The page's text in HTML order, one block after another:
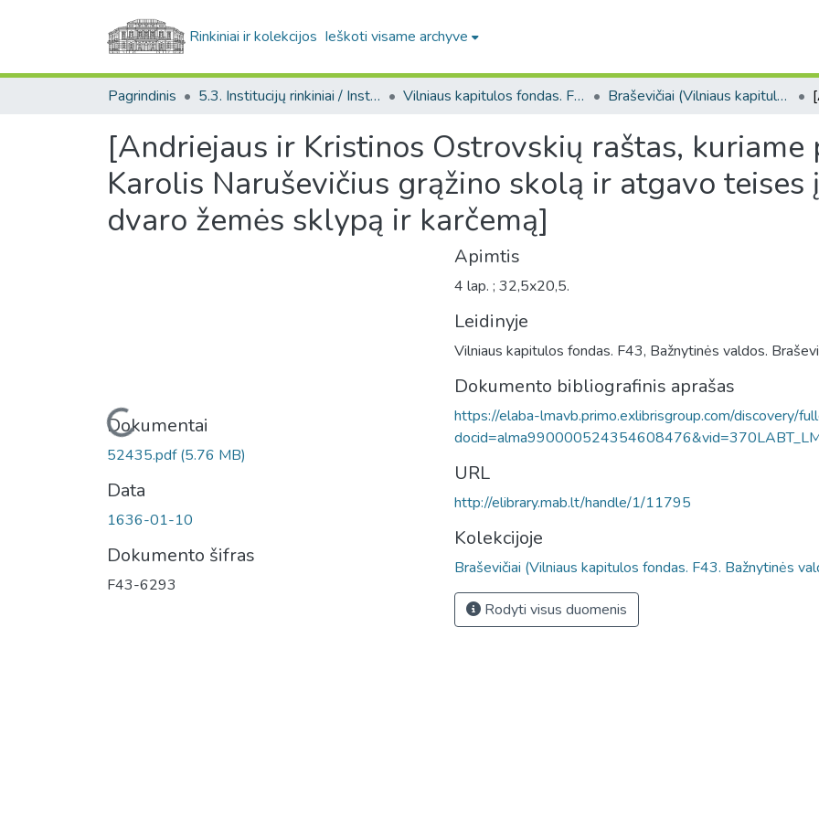
Rinkiniai ir kolekcijos Ieškoti visame archyve
Pagrindinis 5.3. Institucijų rinkiniai / Institutional collections Vilniaus kapitulos fondas. F43 Braševičiai (Vilniaus kapitulos fondas. F43. Bažnytinės valdos)
[Andriejaus ir Kristinos Ostrovskių raštas, kuriame
Karolis Naruševičius grąžino skolą ir atgavo
dvaro žemės sklypą ir karčemą]
Įkeliama...
Dokumentai
52435.pdf(5.76 MB)
Data
1636-01-10
Dokumento šifras
F43-6293
Apimtis
4 lap. ; 32,5x20,5.
Leidinyje
Vilniaus kapitulos fondas. F43, Bažnytinės valdos.
Dokumento bibliografinis aprašas
https://elaba-lmavb.primo.exlibrisgroup.com/discovery/
URL
http://elibrary.mab.lt/handle/1/11795
Kolekcijoje
Braševičiai (Vilniaus kapitulos fondas. F43. Bažnytinės
Rodyti visus duomenis